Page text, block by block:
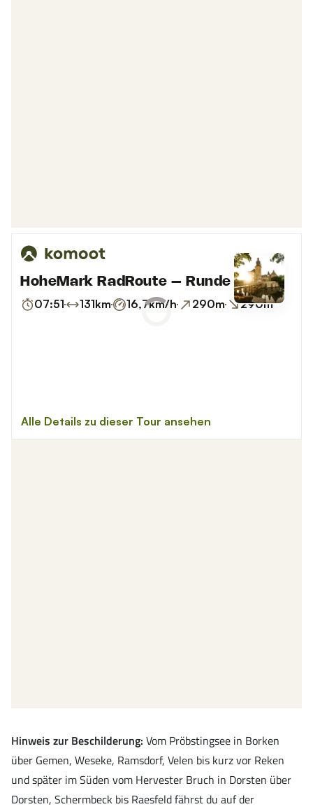
Hinweis zur Beschilderung: Vom Pröbstingsee in Borken
über Gemen, Weseke, Ramsdorf, Velen bis kurz vor Reken
und später im Süden vom Hervester Bruch in Dorsten über
Dorsten, Schermbeck bis Raesfeld fährst du auf der